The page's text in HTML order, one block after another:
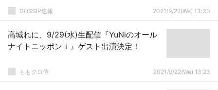
GOSSIP速報 2021/9/22(We) 13:30
高城れに、9/29(水)生配信『YuNiのオール
ナイトニッポンｉ』ゲスト出演決定！
ももクロ侍 2021/9/22(We) 13:23